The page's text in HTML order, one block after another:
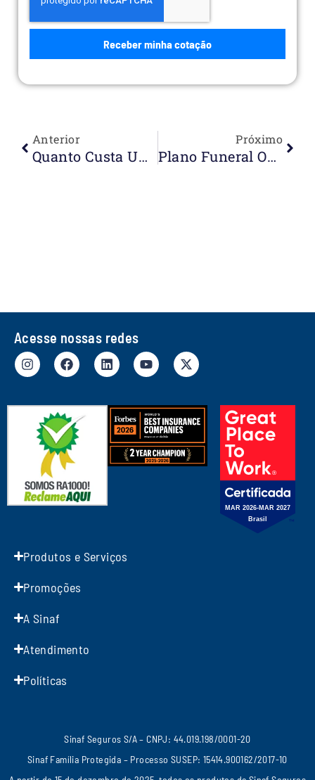
Anterior
Quanto Custa Um Seguro De Vida? Entenda Os Valores E O Que Influencia O Preço
Próximo
Plano Funeral Ou Seguro De Vida: Entenda As Diferenças E Qual Vale Mais A Pena
Acesse nossas redes
Produtos e Serviços
Promoções
A Sinaf
Atendimento
Políticas
Sinaf Seguros S/A – CNPJ: 44.019.198/0001-20
Sinaf Família Protegida – Processo SUSEP: 15414.900162/2017-10